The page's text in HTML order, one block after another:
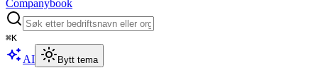
Companybook
⌘K
AI Bytt tema